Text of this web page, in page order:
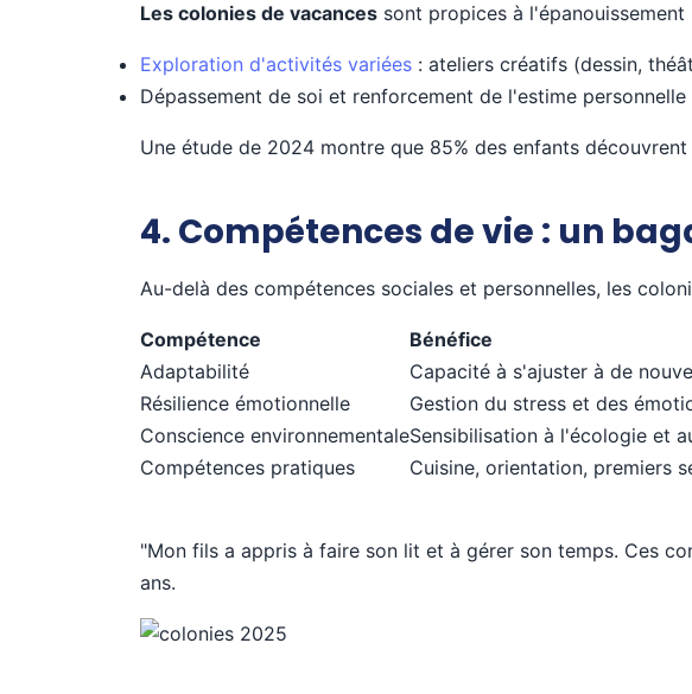
Les colonies de vacances sont propices à
Exploration d'activités variées : ateliers créatifs (dessin,
Dépassement de soi et renforcement de l'estime
Une étude de 2024 montre que 85% des enfants
4. Compétences de vie : un
Au-delà des compétences sociales et personnelles, les
Compétence
Bénéfice
Adaptabilité
Capacité à s'ajuster à de
Résilience émotionnelle
Gestion du stress et des
Conscience environnementaleSensibilisation à l'écologie et
Compétences pratiques
Cuisine, orientation, premiers
"Mon fils a appris à faire son lit et à gérer son temps. Ces
ans.